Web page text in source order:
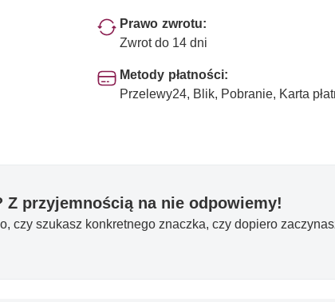
Prawo zwrotu:
Zwrot do 14 dni
Metody płatności:
Przelewy24, Blik, Pobranie, Karta
Z przyjemnością na nie odpowiemy!
czy szukasz konkretnego znaczka, czy dopiero